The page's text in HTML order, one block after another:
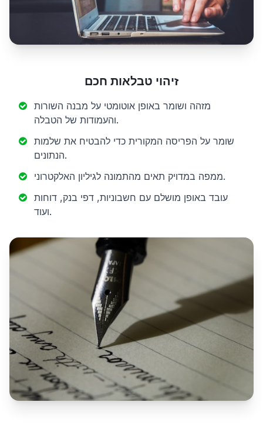
זיהוי טבלאות חכם
מזהה ושומר באופן אוטומטי על מבנה השורות
והעמודות של הטבלה.
שומר על הפריסה המקורית כדי להבטיח את שלמות
הנתונים.
ממפה במדויק תאים מהתמונה לגיליון האלקטרוני.
עובד באופן מושלם עם חשבוניות, דפי בנק, דוחות
ועוד.